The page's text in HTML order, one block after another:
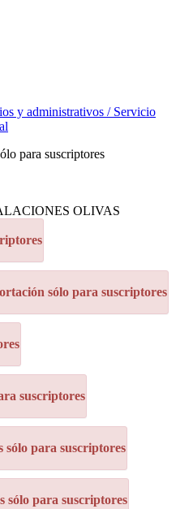
y administrativos / Servicio
para suscriptores
OLIVAS
sólo para suscriptores
suscriptores
sólo para suscriptores
sólo para suscriptores